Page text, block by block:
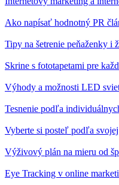
Ako napísať hodnotný PR
Tipy na šetrenie peňaženky i
Skrine s fototapetami pre
Výhody a možnosti LED
Tesnenie podľa
Vyberte si posteľ podľa
Výživový plán na mieru od
Eye Tracking v online